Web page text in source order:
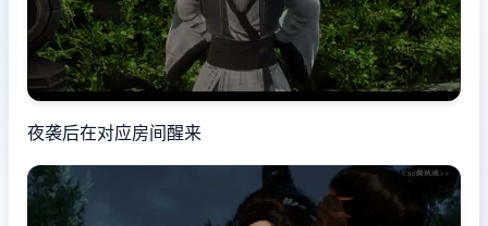
夜袭后在对应房间醒来